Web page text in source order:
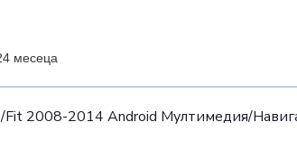
месеца
Fit 2008-2014 Android Mултимедия/